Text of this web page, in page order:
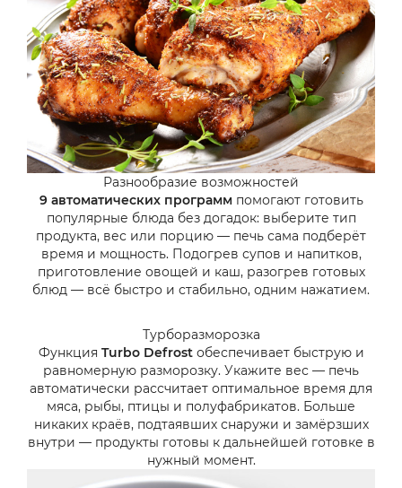
Разнообразие возможностей
9 автоматических программпомогают готовить
популярные блюда без догадок: выберите тип
продукта, вес или порцию — печь сама подберёт
время и мощность. Подогрев супов и напитков,
приготовление овощей и каш, разогрев готовых
блюд — всё быстро и стабильно, одним нажатием.
Турборазморозка
Функция Turbo Defrostобеспечивает быструю и
равномерную разморозку. Укажите вес — печь
автоматически рассчитает оптимальное время для
мяса, рыбы, птицы и полуфабрикатов. Больше
никаких краёв, подтаявших снаружи и замёрзших
внутри — продукты готовы к дальнейшей готовке в
нужный момент.